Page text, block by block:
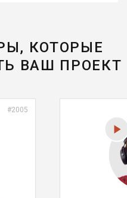
КОТОРЫЕ
ВАШ ПРОЕКТ
#2005